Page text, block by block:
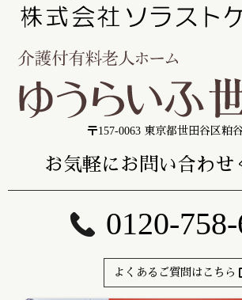
〒157-0063 東京都世田谷区粕
お気軽にお問い合わせ
0120-
よくあるご質問はこちら